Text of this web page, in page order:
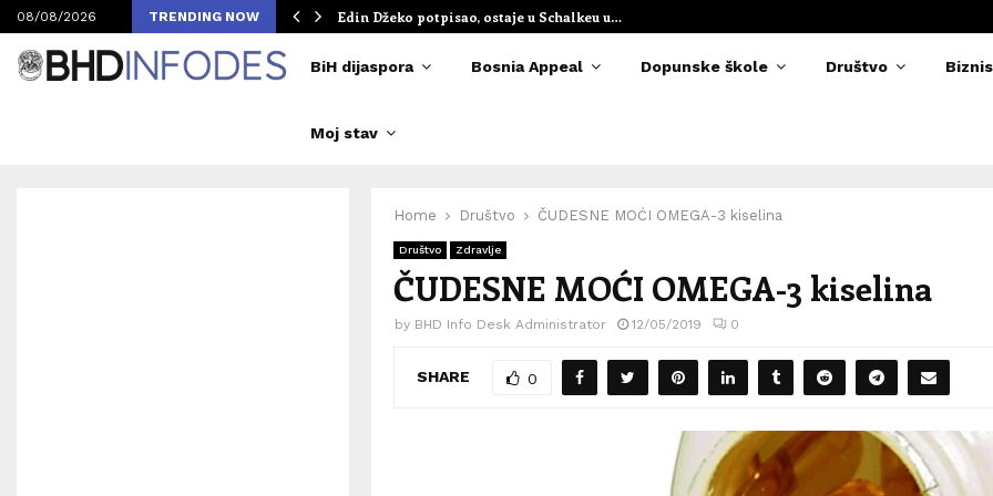
08/08/2026 TRENDING NOW
Merlinovih koncerata Edin Džeko potpisao, ostaje u Schalkeu u…
BiH dijaspora Bosnia Appeal Dopunske škole Društvo Biznis
Moj stav
Home Društvo ČUDESNE MOĆI OMEGA-3 kiselina
Društvo Zdravlje
ČUDESNE MOĆI OMEGA-3 kiselina
by BHD Info Desk Administrator 12/05/2019 0
SHARE 0